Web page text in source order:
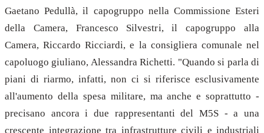
Gaetano Pedullà, il capogruppo nella Commissione Esteri
della Camera, Francesco Silvestri, il capogruppo alla
Camera, Riccardo Ricciardi, e la consigliera comunale nel
capoluogo giuliano, Alessandra Richetti. "Quando si parla di
piani di riarmo, infatti, non ci si riferisce esclusivamente
all'aumento della spesa militare, ma anche e soprattutto -
precisano ancora i due rappresentanti del M5S - a una
crescente integrazione tra infrastrutture civili e industriali